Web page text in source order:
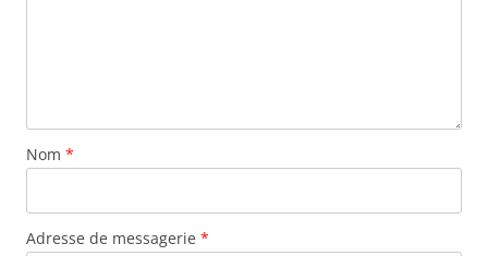
Nom *
Adresse de messagerie *